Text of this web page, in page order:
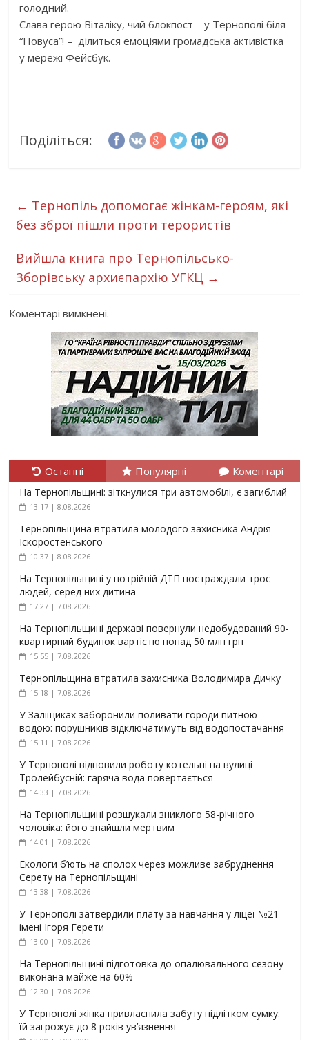
голодний.
Слава герою Віталіку, чий блокпост – у Тернополі біля
“Новуса”! – ділиться емоціями громадська активістка
у мережі Фейсбук.
Поділіться:
← Тернопіль допомогає жінкам-героям, які
без зброї пішли проти терористів
Вийшла книга про Тернопільсько-
Зборівську архиєпархію УГКЦ →
Коментарі вимкнені.
Останні Популярні Коментарі
На Тернопільщині: зіткнулися три автомобілі, є загиблий
13:17 | 8.08.2026
Тернопільщина втратила молодого захисника Андрія
Іскоростенського
10:37 | 8.08.2026
На Тернопільщині у потрійній ДТП постраждали троє
людей, серед них дитина
17:27 | 7.08.2026
На Тернопільщині державі повернули недобудований 90-
квартирний будинок вартістю понад 50 млн грн
15:55 | 7.08.2026
Тернопільщина втратила захисника Володимира Дичку
15:18 | 7.08.2026
У Заліщиках заборонили поливати городи питною
водою: порушників відключатимуть від водопостачання
15:11 | 7.08.2026
У Тернополі відновили роботу котельні на вулиці
Тролейбусній: гаряча вода повертається
14:33 | 7.08.2026
На Тернопільщині розшукали зниклого 58-річного
чоловіка: його знайшли мертвим
14:01 | 7.08.2026
Екологи б’ють на сполох через можливе забруднення
Серету на Тернопільщині
13:38 | 7.08.2026
У Тернополі затвердили плату за навчання у ліцеї №21
імені Ігоря Герети
13:00 | 7.08.2026
На Тернопільщині підготовка до опалювального сезону
виконана майже на 60%
12:30 | 7.08.2026
У Тернополі жінка привласнила забуту підлітком сумку:
їй загрожує до 8 років ув’язнення